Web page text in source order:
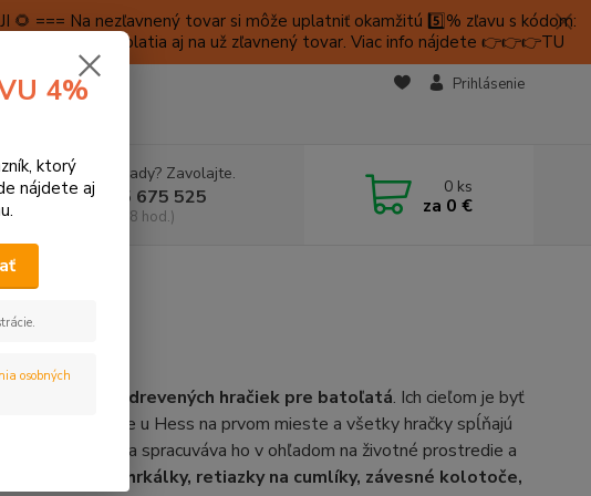
🌻 === Na nezľavnený tovar si môže uplatniť okamžitú 5️⃣% zľavu s kódom:
1️⃣5️⃣% , ktoré platia aj na už zľavnený tovar. Viac info nájdete 👉👉👉TU
KONTAKTY
Prihlásenie
Neviete si rady? Zavolajte.
+421 905 675 525
(Po-Pia, 9-18 hod.)
0 ks
za 0 €
sa na výrobu drevených hračiek pre batoľatá. Ich cieľom je byť
hračiek je u Hess na prvom mieste a všetky hračky spĺňajú
buk a javor a spracuváva ho v ohľadom na životné prostredie a
nájdete najmä
hrkálky, retiazky na cumlíky, závesné kolotoče,
4%
ktorý
nájdete aj
osobných